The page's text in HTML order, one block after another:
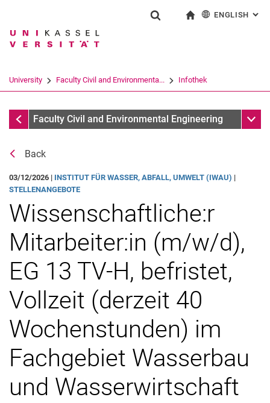
Jump directly to: content
Jump directly to: search
Jump directly to: main
Search term
Search (opens an external link in a
ENGLISH :
University Faculty Civil and Environmenta... Infothek
InfothekFaculty Civil and Environmental Engineering Sub
All messages
All dates
Messages: Research
Back
03/12/2026 | INSTITUT FÜR WASSER, ABFALL, UMWELT (IWAU) |
STELLENANGEBOTE
Wissenschaftliche:r
Mitarbeiter:in (m/w/d),
EG 13 TV-H, befristet,
Vollzeit (derzeit 40
Wochenstunden) im
Fachgebiet Wasserbau
und Wasserwirtschaft